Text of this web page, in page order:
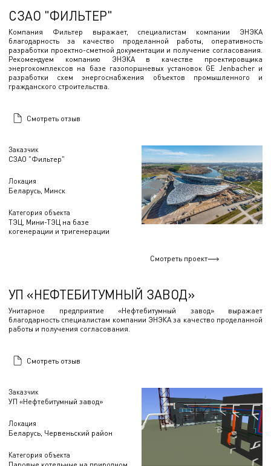
Заказчик
СЗАО "Фильтер"
Локация
Беларусь, Минск
Категория объекта
ТЭЦ, Мини-ТЭЦ на базе
когенерации и тригенерации
СЗАО "ФИЛЬТЕР"
Компания Фильтер выражает, специалистам компании ЭНЭКА
благодарность за качество проделанной работы, оперативность
разработки проектно-сметной документации и получение согласования.
Рекомендуем компанию ЭНЭКА в качестве проектировщика
энергокомплексов на базе газопоршневых установок GE Jenbacher и
разработки схем энергоснабжения объектов промышленного и
гражданского строительства.
Смотреть отзыв
Смотреть проект
Заказчик
УП «Нефтебитумный завод»
Локация
Беларусь, Червеньский район
Категория объекта
УП «НЕФТЕБИТУМНЫЙ ЗАВОД»
Унитарное предприятие «Нефтебитумный завод» выражает
благодарность специалистам компании ЭНЭКА за качество проделанной
работы и получения согласования.
Смотреть отзыв